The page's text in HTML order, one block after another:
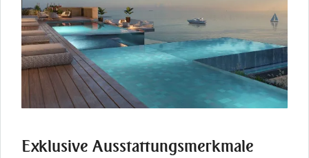
Exklusive Ausstattungsmerkmale